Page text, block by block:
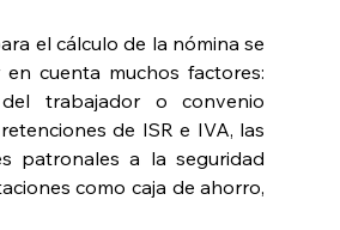
el cálculo de la nómina se
cuenta muchos factores:
trabajador o convenio
de ISR e IVA, las
patronales a la seguridad
como caja de ahorro,